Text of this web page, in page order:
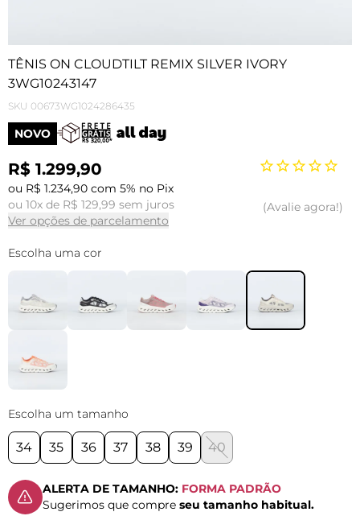
NOVO
TÊNIS ON CLOUDTILT REMIX SILVER IVORY
3WG10243147
SKU 00673WG1024286435
R$ 1.299,90
ou R$ 1.234,90 com 5% no Pix
ou 10x de R$ 129,99 sem juros
Ver opções de parcelamento
Avalie agora!
Escolha uma cor
Escolha um tamanho
34 35 36 37 38 39 40
ALERTA DE TAMANHO: FORMA PADRÃO
Sugerimos que compre seu tamanho habitual.